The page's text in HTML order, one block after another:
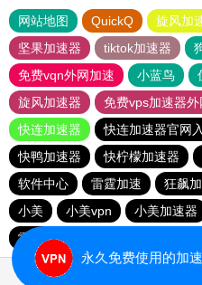
网站地图 QuickQ 旋风加
坚果加速器
tiktok加速器
免费vqn外网加速
小蓝鸟
旋风加速器
免费vps加速器外
快连加速器
快连加速器官网
快鸭加速器
快柠檬加速器
软件中心
雷霆加速 狂飙
小美
小美vpn 小美加速器
雷霆加速版ins
永久免费使用的加